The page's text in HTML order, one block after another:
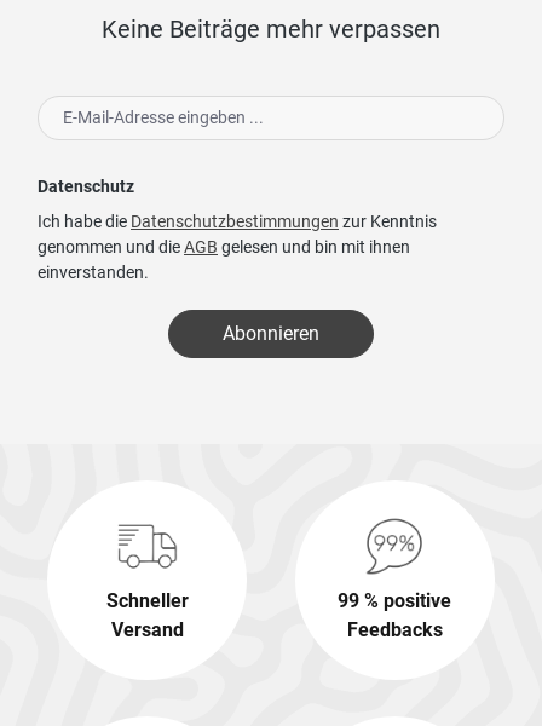
Keine Beiträge mehr verpassen
Datenschutz
Ich habe die Datenschutzbestimmungen zur Kenntnis
genommen und dieAGB gelesen und bin mit ihnen
einverstanden.
Abonnieren
Schneller
Versand
99 % positive
Feedbacks